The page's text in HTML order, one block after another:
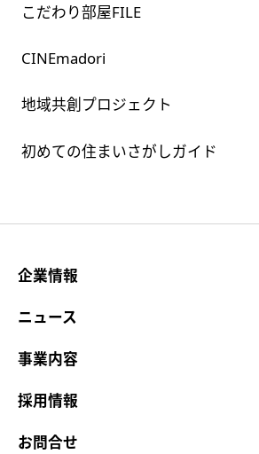
こだわり部屋FILE
CINEmadori
地域共創プロジェクト
初めての住まいさがしガイド
企業情報
ニュース
事業内容
採用情報
お問合せ